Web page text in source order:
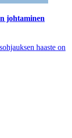
johtaminen
haaste on